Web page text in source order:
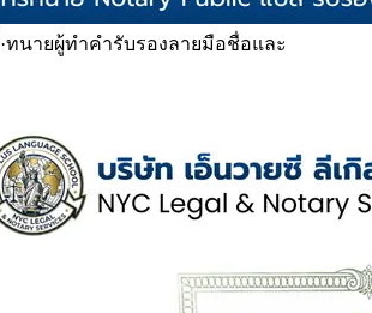
·ทนายผู้ทำคำรับรองลายมือชื่อและ